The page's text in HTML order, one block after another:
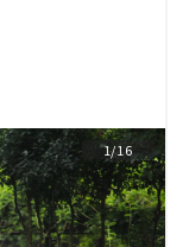
1/16
Roadster